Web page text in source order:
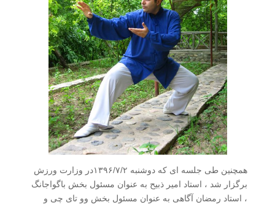
همچنین طى جلسه اى که دوشنبه ۱۳۹۶/۷/۲در وزارت ورزش
برگزار شد ، استاد امیر ذبیح به عنوان مسئول بخش باگواجانگ
، استاد رمضان آگاهى به عنوان مسئول بخش وو تاى چى و